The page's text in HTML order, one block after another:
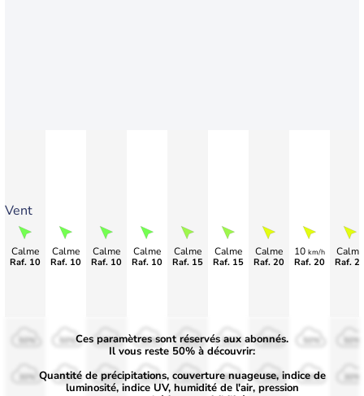
Vent
Calme
Raf. 10
Calme
Raf. 10
Calme
Raf. 10
Calme
Raf. 10
Calme
Raf. 15
Calme
Raf. 15
Calme
Raf. 20
10 km/h
Raf. 20
Calme
Raf.
50%
30%
50%
30%
50%
30%
50%
30%
50%
30%
50%
30%
50%
30%
Ces paramètres sont réservés aux abonnés.
Il vous reste 50% à découvrir:
Quantité de précipitations, couverture nuageuse, indice de
luminosité, indice UV, humidité de l'air, pression